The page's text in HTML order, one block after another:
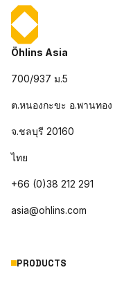
Öhlins Asia
700/937 ม.5
ต.หนองกะขะ อ.พานทอง
จ.ชลบุรี 20160
ไทย
+66 (0)38 212 291
asia@ohlins.com
PRODUCTS